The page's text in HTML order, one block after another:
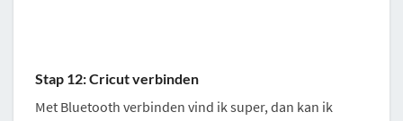
Stap 12: Cricut verbinden
Met Bluetooth verbinden vind ik super, dan kan ik